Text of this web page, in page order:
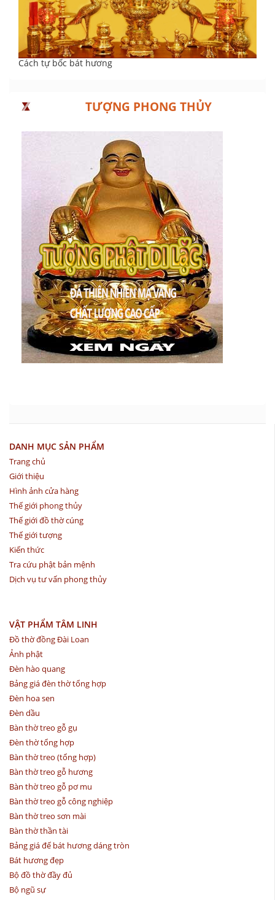
Cách tự bốc bát hương
TƯỢNG PHONG THỦY
DANH MỤC SẢN PHẨM
Trang chủ
Giới thiệu
Hình ảnh cửa hàng
Thế giới phong thủy
Thế giới đồ thờ cúng
Thế giới tượng
Kiến thức
Tra cứu phật bản mệnh
Dịch vụ tư vấn phong thủy
VẬT PHẨM TÂM LINH
Đồ thờ đồng Đài Loan
Ảnh phật
Đèn hào quang
Bảng giá đèn thờ tổng hợp
Đèn hoa sen
Đèn dầu
Bàn thờ treo gỗ gụ
Đèn thờ tổng hợp
Bàn thờ treo (tổng hợp)
Bàn thờ treo gỗ hương
Bàn thờ treo gỗ pơ mu
Bàn thờ treo gỗ công nghiệp
Bàn thờ treo sơn mài
Bàn thờ thần tài
Bảng giá đế bát hương dáng tròn
Bát hương đẹp
Bộ đồ thờ đầy đủ
Bộ ngũ sự